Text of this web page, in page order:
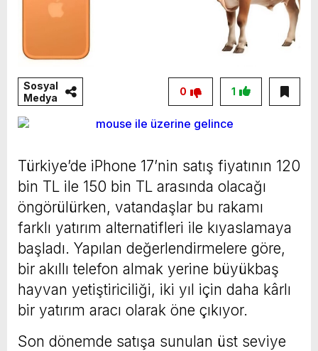
Sosyal
Medya
1
0
Türkiye’de iPhone 17’nin satış fiyatının 120
bin TL ile 150 bin TL arasında olacağı
öngörülürken, vatandaşlar bu rakamı
farklı yatırım alternatifleri ile kıyaslamaya
başladı. Yapılan değerlendirmelere göre,
bir akıllı telefon almak yerine büyükbaş
hayvan yetiştiriciliği, iki yıl için daha kârlı
bir yatırım aracı olarak öne çıkıyor.
Son dönemde satışa sunulan üst seviye